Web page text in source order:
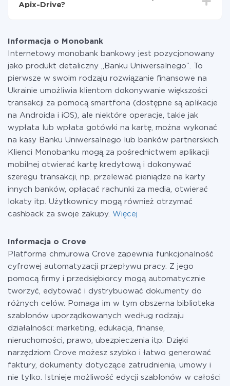
przekazywana z jednego z Twoich systemów do
w razie potrzeby przełączyć się na płatną. Więcej
informacji otaryfach.
Apix-Drive?
Informacja o Monobank
Internetowy monobank bankowy jest pozycjonowany
jako produkt detaliczny „Banku Uniwersalnego”. To
pierwsze w swoim rodzaju rozwiązanie finansowe na
Ukrainie umożliwia klientom dokonywanie większości
transakcji za pomocą smartfona (dostępne są aplikacje
na Androida i iOS), ale niektóre operacje, takie jak
wypłata lub wpłata gotówki na kartę, można wykonać
na kasy Banku Uniwersalnego lub banków partnerskich.
Klienci Monobanku mogą za pośrednictwem aplikacji
mobilnej otwierać kartę kredytową i dokonywać
szeregu transakcji, np. przelewać pieniądze na karty
innych banków, opłacać rachunki za media, otwierać
lokaty itp. Użytkownicy mogą również otrzymać
cashback za swoje zakupy. Więcej
Informacja o Crove
Platforma chmurowa Crove zapewnia funkcjonalność
cyfrowej automatyzacji przepływu pracy. Z jego
pomocą firmy i przedsiębiorcy mogą automatycznie
tworzyć, edytować i dystrybuować dokumenty do
różnych celów. Pomaga im w tym obszerna biblioteka
szablonów uporządkowanych według rodzaju
działalności: marketing, edukacja, finanse,
nieruchomości, prawo, ubezpieczenia itp. Dzięki
narzędziom Crove możesz szybko i łatwo generować
faktury, dokumenty dotyczące zatrudnienia, umowy i
nie tylko. Istnieje możliwość edycji szablonów w całości